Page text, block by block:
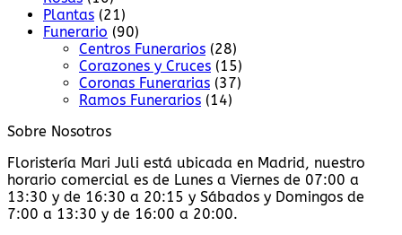
Plantas (21)
Funerario (90)
Centros Funerarios (28)
Corazones y Cruces (15)
Coronas Funerarias (37)
Ramos Funerarios (14)
Sobre Nosotros
Floristería Mari Juli está ubicada en Madrid, nuestro
horario comercial es de Lunes a Viernes de 07:00 a
13:30 y de 16:30 a 20:15 y Sábados y Domingos de
7:00 a 13:30 y de 16:00 a 20:00.